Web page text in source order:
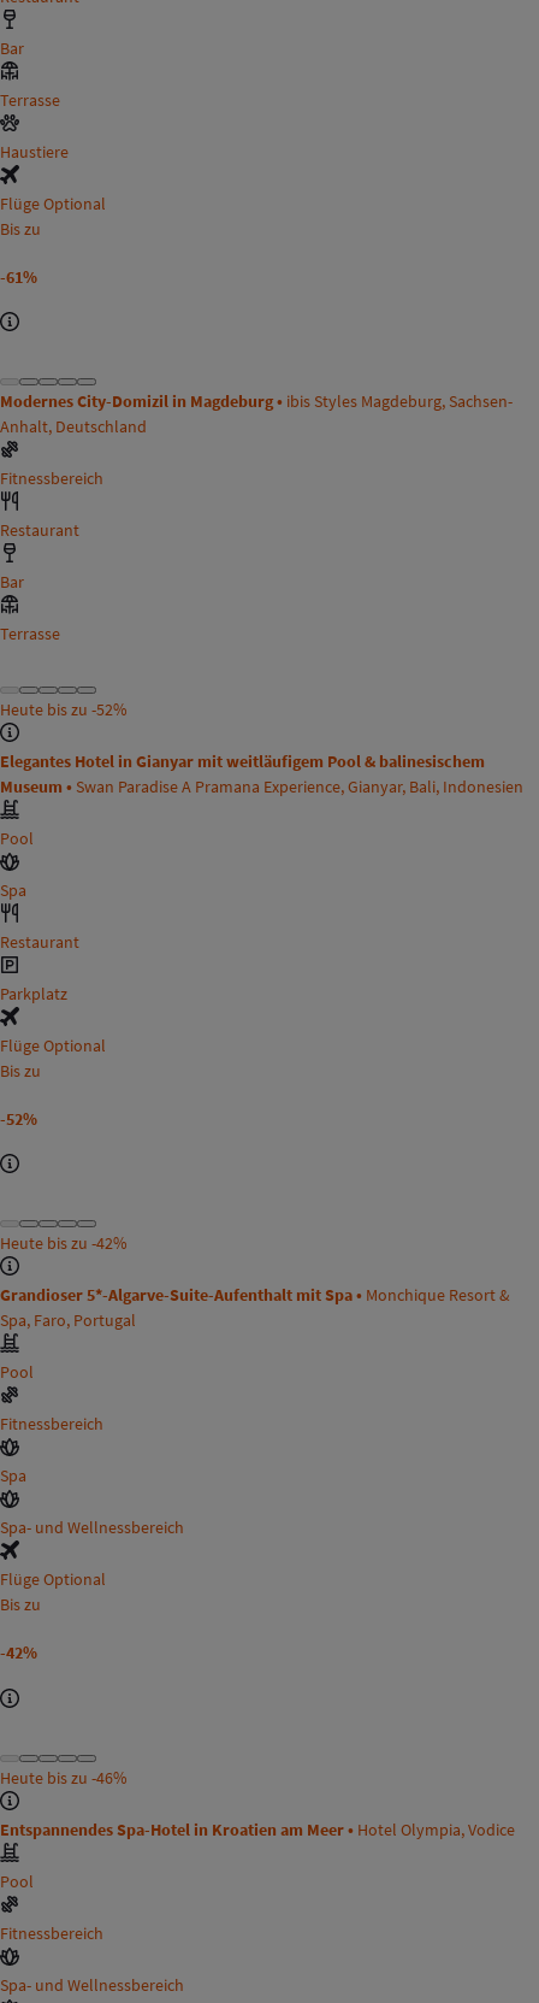
Bar
Terrasse
Haustiere
Flüge Optional
Bis zu
-61%
Modernes City-Domizil in Magdeburg • ibis Styles Magdeburg, Sachsen-
Anhalt, Deutschland
Fitnessbereich
Restaurant
Bar
Terrasse
Heute bis zu -52%
Elegantes Hotel in Gianyar mit weitläufigem Pool & balinesischem
Museum • Swan Paradise A Pramana Experience, Gianyar, Bali, Indonesien
Pool
Spa
Restaurant
Parkplatz
Flüge Optional
Bis zu
-52%
Heute bis zu -42%
Grandioser 5*-Algarve-Suite-Aufenthalt mit Spa • Monchique Resort &
Spa, Faro, Portugal
Pool
Fitnessbereich
Spa
Spa- und Wellnessbereich
Flüge Optional
Bis zu
-42%
Heute bis zu -46%
Entspannendes Spa-Hotel in Kroatien am Meer • Hotel Olympia, Vodice
Pool
Fitnessbereich
Spa- und Wellnessbereich